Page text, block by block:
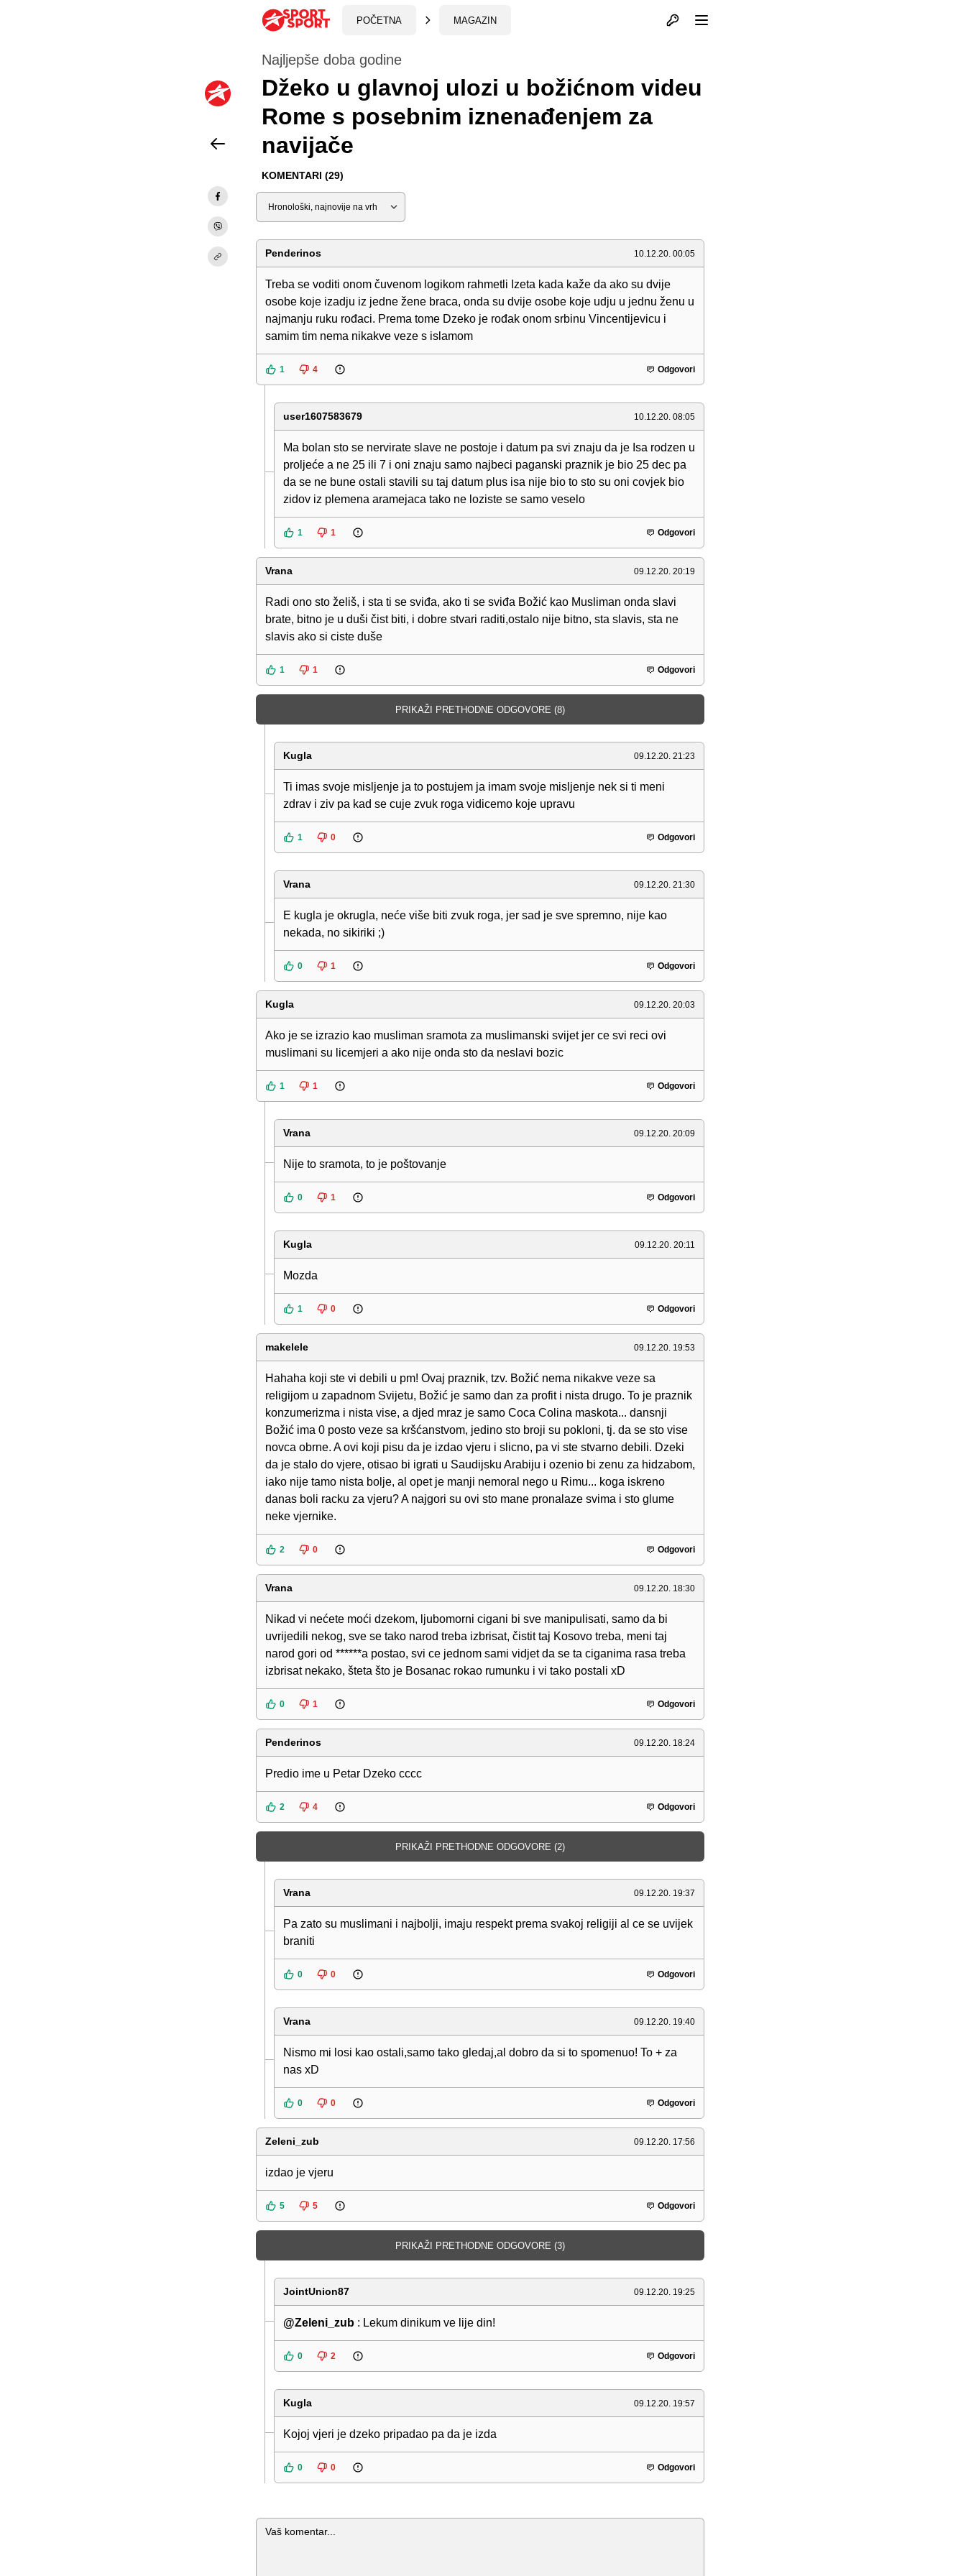
POČETNA MAGAZIN Otvori profil
Najljepše doba godine
Džeko u glavnoj ulozi u božićnom videu
Rome s posebnim iznenađenjem za
navijače
KOMENTARI (29)
Sortiraj
Penderinos 10.12.20. 00:05
Treba se voditi onom čuvenom logikom rahmetli Izeta kada kaže da ako su dvije
osobe koje izadju iz jedne žene braca, onda su dvije osobe koje udju u jednu ženu u
najmanju ruku rođaci. Prema tome Dzeko je rođak onom srbinu Vincentijevicu i
samim tim nema nikakve veze s islamom
1 4 Odgovori
user1607583679 10.12.20. 08:05
Ma bolan sto se nervirate slave ne postoje i datum pa svi znaju da je Isa rodzen u
proljeće a ne 25 ili 7 i oni znaju samo najbeci paganski praznik je bio 25 dec pa
da se ne bune ostali stavili su taj datum plus isa nije bio to sto su oni covjek bio
zidov iz plemena aramejaca tako ne loziste se samo veselo
1 1 Odgovori
Vrana 09.12.20. 20:19
Radi ono sto želiš, i sta ti se sviđa, ako ti se sviđa Božić kao Musliman onda slavi
brate, bitno je u duši čist biti, i dobre stvari raditi,ostalo nije bitno, sta slavis, sta ne
slavis ako si ciste duše
1 1 Odgovori
PRIKAŽI PRETHODNE ODGOVORE (8)
Kugla 09.12.20. 21:23
Ti imas svoje misljenje ja to postujem ja imam svoje misljenje nek si ti meni
zdrav i ziv pa kad se cuje zvuk roga vidicemo koje upravu
1 0 Odgovori
Vrana 09.12.20. 21:30
E kugla je okrugla, neće više biti zvuk roga, jer sad je sve spremno, nije kao
nekada, no sikiriki ;)
0 1 Odgovori
Kugla 09.12.20. 20:03
Ako je se izrazio kao musliman sramota za muslimanski svijet jer ce svi reci ovi
muslimani su licemjeri a ako nije onda sto da neslavi bozic
1 1 Odgovori
Vrana 09.12.20. 20:09
Nije to sramota, to je poštovanje
0 1 Odgovori
Kugla 09.12.20. 20:11
Mozda
1 0 Odgovori
makelele 09.12.20. 19:53
Hahaha koji ste vi debili u pm! Ovaj praznik, tzv. Božić nema nikakve veze sa
religijom u zapadnom Svijetu, Božić je samo dan za profit i nista drugo. To je praznik
konzumerizma i nista vise, a djed mraz je samo Coca Colina maskota... dansnji
Božić ima 0 posto veze sa kršćanstvom, jedino sto broji su pokloni, tj. da se sto vise
novca obrne. A ovi koji pisu da je izdao vjeru i slicno, pa vi ste stvarno debili. Dzeki
da je stalo do vjere, otisao bi igrati u Saudijsku Arabiju i ozenio bi zenu za hidzabom,
iako nije tamo nista bolje, al opet je manji nemoral nego u Rimu... koga iskreno
danas boli racku za vjeru? A najgori su ovi sto mane pronalaze svima i sto glume
neke vjernike.
2 0 Odgovori
Vrana 09.12.20. 18:30
Nikad vi nećete moći dzekom, ljubomorni cigani bi sve manipulisati, samo da bi
uvrijedili nekog, sve se tako narod treba izbrisat, čistit taj Kosovo treba, meni taj
narod gori od ******a postao, svi ce jednom sami vidjet da se ta ciganima rasa treba
izbrisat nekako, šteta što je Bosanac rokao rumunku i vi tako postali xD
0 1 Odgovori
Penderinos 09.12.20. 18:24
Predio ime u Petar Dzeko cccc
2 4 Odgovori
PRIKAŽI PRETHODNE ODGOVORE (2)
Vrana 09.12.20. 19:37
Pa zato su muslimani i najbolji, imaju respekt prema svakoj religiji al ce se uvijek
braniti
0 0 Odgovori
Vrana 09.12.20. 19:40
Nismo mi losi kao ostali,samo tako gledaj,al dobro da si to spomenuo! To + za
nas xD
0 0 Odgovori
Zeleni_zub 09.12.20. 17:56
izdao je vjeru
5 5 Odgovori
PRIKAŽI PRETHODNE ODGOVORE (3)
JointUnion87 09.12.20. 19:25
@Zeleni_zub : Lekum dinikum ve lije din!
0 2 Odgovori
Kugla 09.12.20. 19:57
Kojoj vjeri je dzeko pripadao pa da je izda
0 0 Odgovori
Komentar